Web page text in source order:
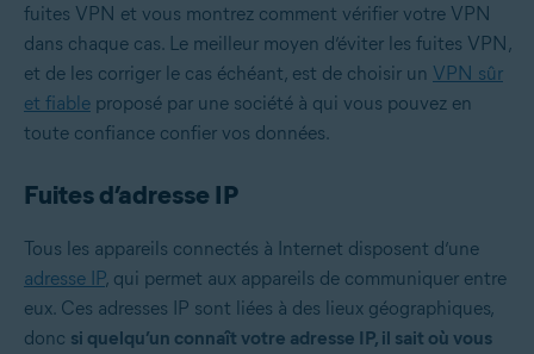
fuites VPN et vous montrez comment vérifier votre VPN
dans chaque cas. Le meilleur moyen d’éviter les fuites VPN,
et de les corriger le cas échéant, est de choisir un VPN sûr
et fiable proposé par une société à qui vous pouvez en
toute confiance confier vos données.
Fuites d’adresse IP
Tous les appareils connectés à Internet disposent d’une
adresse IP, qui permet aux appareils de communiquer entre
eux. Ces adresses IP sont liées à des lieux géographiques,
donc si quelqu’un connaît votre adresse IP, il sait où vous